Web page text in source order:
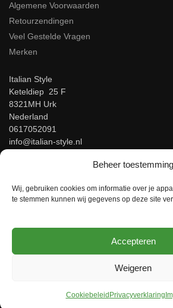
Beheer toestemming
Wij, gebruiken cookies om informatie over je
te stemmen kunnen wij gegevens op deze site
Accepteren
Weigeren
Cookiebeleid Privacyverklaring
Algemene Voorwaarden
Retourzendingen
Veel Gestelde Vragen
Merken
Italian Style
Keteldiep 25 F
8321MH Urk
Nederland
0617052091
info@italian-style.nl
BTW: NL866816483B01
Beoordeel ons op Google!